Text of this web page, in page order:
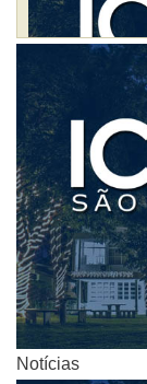
Notícias
Notícias